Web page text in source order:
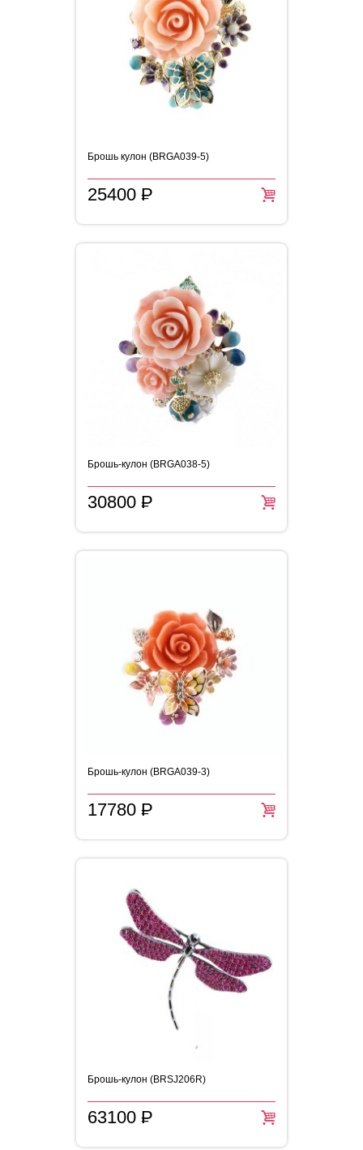
Брошь кулон (BRGA039-5)
25400 =
P
Брошь-кулон (BRGA038-5)
30800 =
P
Брошь-кулон (BRGA039-3)
17780 =
P
Брошь-кулон (BRSJ206R)
63100 =
P